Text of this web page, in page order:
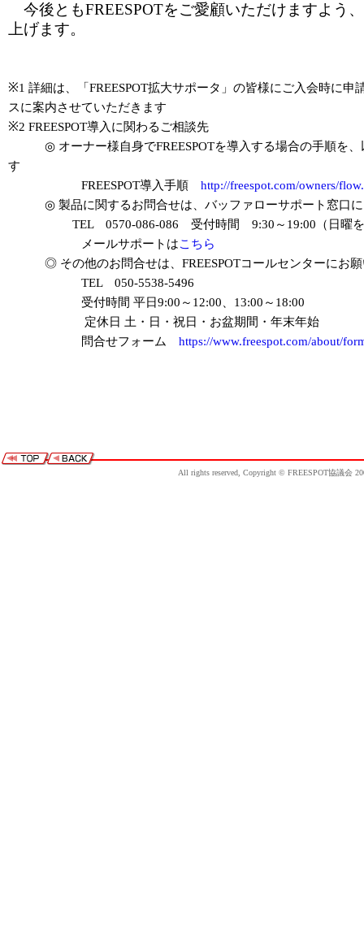
今後ともFREESPOTをご愛顧いただけますよう
上げます。
※1 詳細は、「FREESPOT拡大サポータ」の皆様にご入会時に申
スに案内させていただきます
※2 FREESPOT導入に関わるご相談先
◎ オーナー様自身でFREESPOTを導入する場合の手順を、
す
FREESPOT導入手順 http://freespot.com/owners/
◎ 製品に関するお問合せは、バッファローサポート窓口に
TEL 0570-086-086 受付時間 9:30～19:00（日曜を
メールサポートはこちら
◎ その他のお問合せは、FREESPOTコールセンターにお願
TEL 050-5538-5496
受付時間 平日9:00～12:00、13:00～18:00
定休日 土・日・祝日・お盆期間・年末年始
問合せフォーム https://www.freespot.com/about/
All rights reserved, Copyright © FREESPOT協議会